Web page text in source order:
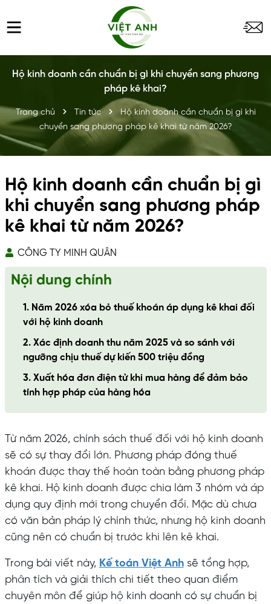
Hộ kinh doanh cần chuẩn bị gì khi chuyển sang phương
pháp kê khai?
Trang chủ Tin tức
Hộ kinh doanh cần chuẩn bị gì khi
chuyển sang phương pháp kê khai từ năm 2026?
Hộ kinh doanh cần chuẩn bị gì
khi chuyển sang phương pháp
kê khai từ năm 2026?
CÔNG TY MINH QUÂN
Nội dung chính
1. Năm 2026 xóa bỏ thuế khoán áp dụng kê khai đối
với hộ kinh doanh
2. Xác định doanh thu năm 2025 và so sánh với
ngưỡng chịu thuế dự kiến 500 triệu đồng
3. Xuất hóa đơn điện tử khi mua hàng để đảm bảo
tính hợp pháp của hàng hóa
Từ năm 2026, chính sách thuế đối với hộ kinh doanh
sẽ có sự thay đổi lớn. Phương pháp đóng thuế
khoán được thay thế hoàn toàn bằng phương pháp
kê khai. Hộ kinh doanh được chia làm 3 nhóm và áp
dụng quy định mới trong chuyển đổi. Mặc dù chưa
có văn bản pháp lý chính thức, nhưng hộ kinh doanh
cũng nên có chuẩn bị trước khi lên kê khai.
Trong bài viết này, Kế toán Việt Anhsẽ tổng hợp,
phân tích và giải thích chi tiết theo quan điểm
chuyên môn để giúp hộ kinh doanh có sự chuẩn bị